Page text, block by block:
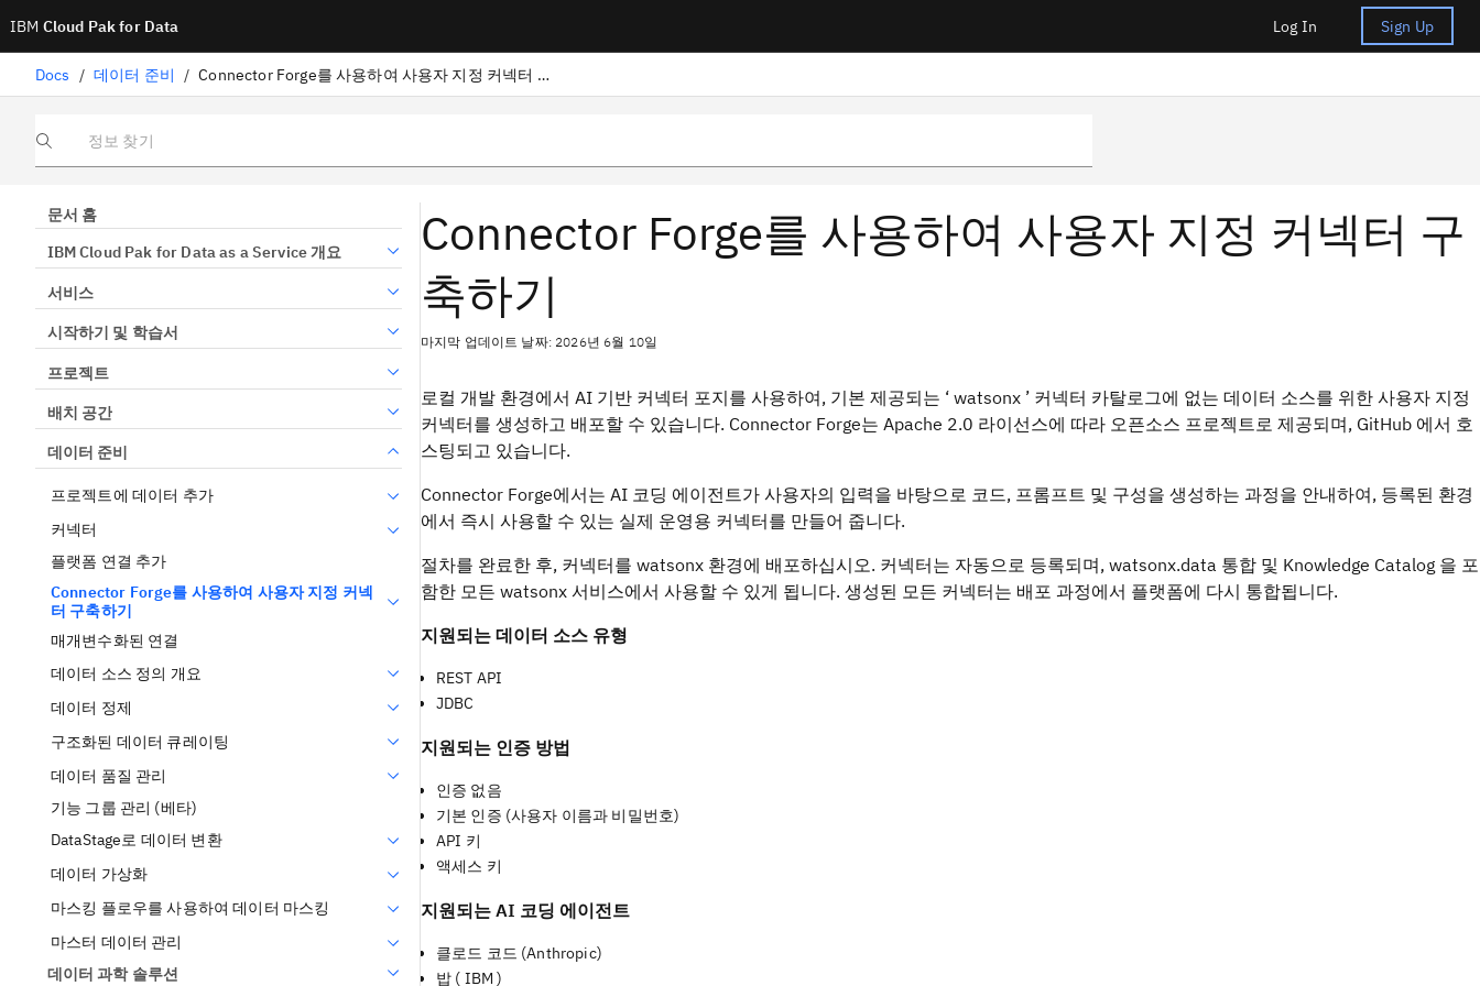
IBM Cloud Pak for Data Log In Sign Up
Docs / 데이터 준비 / Connector Forge를 사용하여 사용자 지정 커넥터 구축하기
정보 찾기
문서 홈
IBM Cloud Pak for Data as a Service 개요
서비스
시작하기 및 학습서
프로젝트
배치 공간
데이터 준비
프로젝트에 데이터 추가
커넥터
플랫폼 연결 추가
Connector Forge를 사용하여 사용자 지정 커넥
터 구축하기
매개변수화된 연결
데이터 소스 정의 개요
데이터 정제
구조화된 데이터 큐레이팅
데이터 품질 관리
기능 그룹 관리 (베타)
DataStage로 데이터 변환
데이터 가상화
마스킹 플로우를 사용하여 데이터 마스킹
마스터 데이터 관리
데이터 과학 솔루션
Connector Forge를 사용하여 사용자 지정 커넥터 구
축하기
마지막 업데이트 날짜: 2026년 6월 10일
로컬 개발 환경에서 AI 기반 커넥터 포지를 사용하여, 기본 제공되는 ‘ watsonx ’ 커넥터 카탈로그에 없는 데이터 소스를 위한 사용자 지정
커넥터를 생성하고 배포할 수 있습니다. Connector Forge는 Apache 2.0 라이선스에 따라 오픈소스 프로젝트로 제공되며, GitHub 에서 호
스팅되고 있습니다.
Connector Forge에서는 AI 코딩 에이전트가 사용자의 입력을 바탕으로 코드, 프롬프트 및 구성을 생성하는 과정을 안내하여, 등록된 환경
에서 즉시 사용할 수 있는 실제 운영용 커넥터를 만들어 줍니다.
절차를 완료한 후, 커넥터를 watsonx 환경에 배포하십시오. 커넥터는 자동으로 등록되며, watsonx.data 통합 및 Knowledge Catalog 을 포
함한 모든 watsonx 서비스에서 사용할 수 있게 됩니다. 생성된 모든 커넥터는 배포 과정에서 플랫폼에 다시 통합됩니다.
지원되는 데이터 소스 유형
REST API
JDBC
지원되는 인증 방법
인증 없음
기본 인증 (사용자 이름과 비밀번호)
API 키
액세스 키
지원되는 AI 코딩 에이전트
클로드 코드 (Anthropic)
밥 ( IBM )